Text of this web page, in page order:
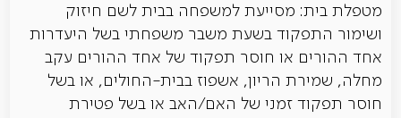
מטפלת בית: מסייעת למשפחה בבית לשם חיזוק
ושימור התפקוד בשעת משבר משפחתי בשל היעדרות
אחד ההורים או חוסר תפקוד של אחד ההורים עקב
מחלה, שמירת הריון, אשפוז בבית-החולים, או בשל
חוסר תפקוד זמני של האם/האב או בשל פטירת